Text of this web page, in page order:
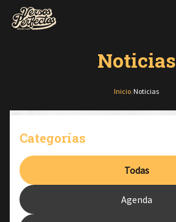
Noticias
Inicio Noticias
Categorías
Todas
Agenda